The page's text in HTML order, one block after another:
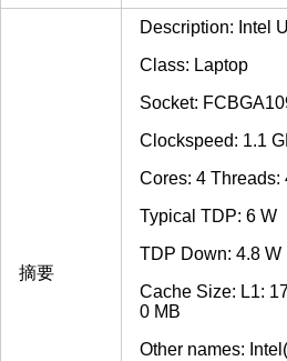
摘要
Description: Intel
Class: Laptop
Socket:
Clockspeed: 1.1
Cores: 4 Threads:
Typical TDP: 6 W
TDP Down: 4.8 W
Cache Size: L1:
0 MB
Other names: